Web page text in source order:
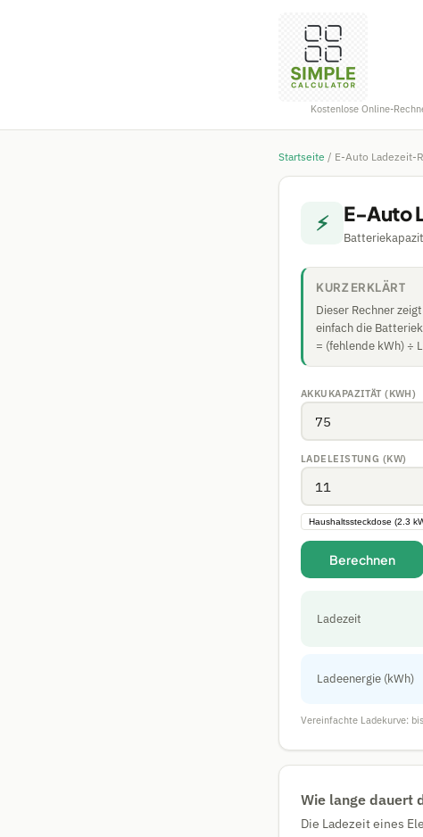
Kostenlose Online-
Startseite / E-Auto Ladezeit-
⚡ E-Auto
KURZ ERKLÄRT
Dieser Rechner
einfach die
= (fehlende kWh) ÷
AKKUKAPAZITÄT (KWH)
LADELEISTUNG (KW)
Haushaltssteckdose (2.3
Berechnen
Ladezeit
Ladeenergie (kWh)
Vereinfachte Ladekurve:
Wie lange dauert
Die Ladezeit eines